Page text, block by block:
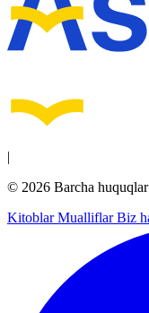
|
© 2026 Barcha
KitoblarMualliflarBiz